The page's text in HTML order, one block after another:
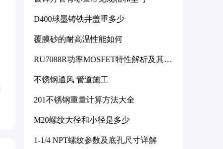
D400球墨铸铁井盖重多少
覆膜砂的耐高温性能如何
RU7088R功率MOSFET特性解析及其在
不锈钢通风 管道施工
201不锈钢重量计算方法大全
M20螺纹大径和小径是多少
1-1/4 NPT螺纹参数及底孔尺寸详解